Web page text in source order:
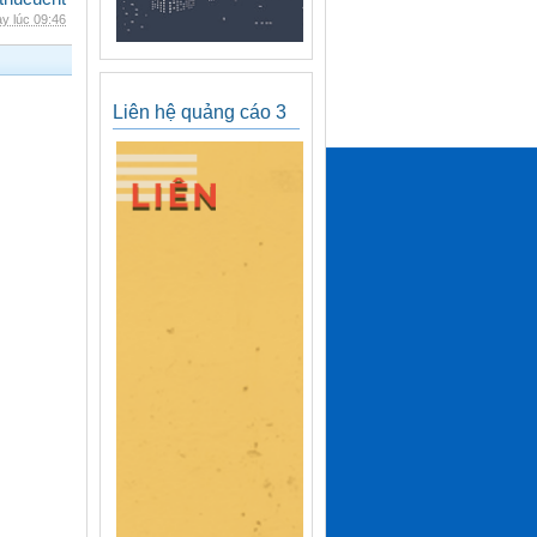
lúc 09:46
Liên hệ quảng cáo 3